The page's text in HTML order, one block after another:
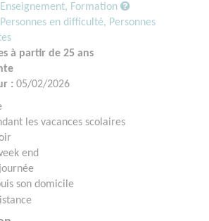
Enseignement, Formation
Personnes en difficulté, Personnes
à partir de 25 ans
: 05/02/2026
les vacances scolaires
end
son domicile